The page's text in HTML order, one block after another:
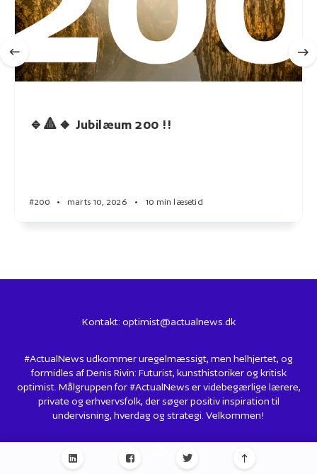
🔹🔺🔸 Jubilæum 200 !!
#200 • marts 10, 2026 • 10 min læsetid
Kontakt: optimist@actualnews.dk
#ActualNews udkommer uregelmæssigt, men helhjertet, og
formidles af Denis Rivin: Futurist, kunsthistoriker og kritisk
optimist. Målgruppen for #ActualNews er videbegærlige lærere,
private og erhvervsfolk, der søger positiv inspiration til
undervisning, hverdag og strategi. Velkommen!